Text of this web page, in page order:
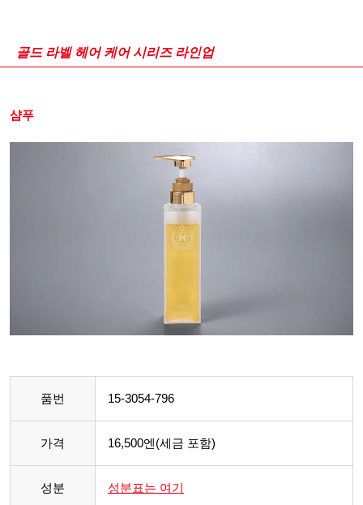
골드 라벨 헤어 케어 시리즈 라인업
샴푸
품번 15-3054-796
가격 16,500엔(세금 포함)
성분 성분표는 여기